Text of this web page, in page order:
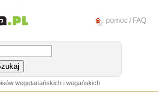
pomoc / FAQ
wegetariańskich i wegańskich